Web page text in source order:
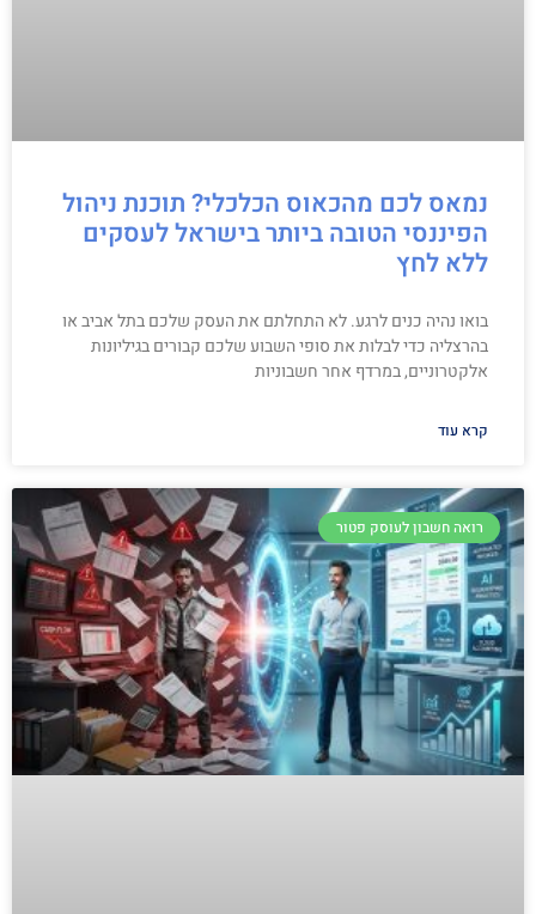
נמאס לכם מהכאוס הכלכלי? תוכנת ניהול
הפיננסי הטובה ביותר בישראל לעסקים
ללא לחץ
בואו נהיה כנים לרגע. לא התחלתם את העסק שלכם בתל אביב או
בהרצליה כדי לבלות את סופי השבוע שלכם קבורים בגיליונות
אלקטרוניים, במרדף אחר חשבוניות
קרא עוד
רואה חשבון לעוסק פטור